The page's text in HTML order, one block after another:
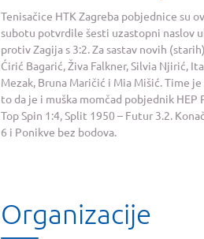
Tenisačice HTK Zagreba pobjednice su
subotu potvrdile šesti uzastopni naslov
protiv Zagija s 3:2. Za sastav novih
Ćirić Bagarić, Živa Falkner, Silvia Njirić,
Mezak, Bruna Maričić i Mia Mišić. Time
to da je i muška momčad pobjednik
Top Spin 1:4, Split 1950 – Futur 3.2.
6 i Ponikve bez bodova.
Organizacije